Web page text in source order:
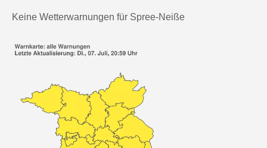
Keine Wetterwarnungen für Spree-Neiße